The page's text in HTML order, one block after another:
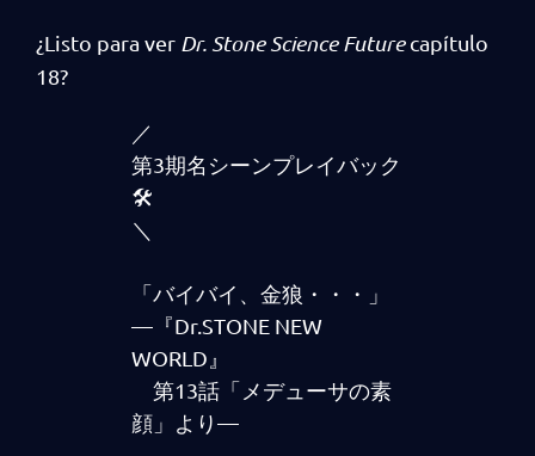
¿Listo para ver Dr. Stone Science Futurecapítulo
18?
／
第3期名シーンプレイバック
🛠️
＼
「バイバイ、金狼・・・」
―『Dr.STONE NEW
WORLD』
第13話「メデューサの素
顔」より―